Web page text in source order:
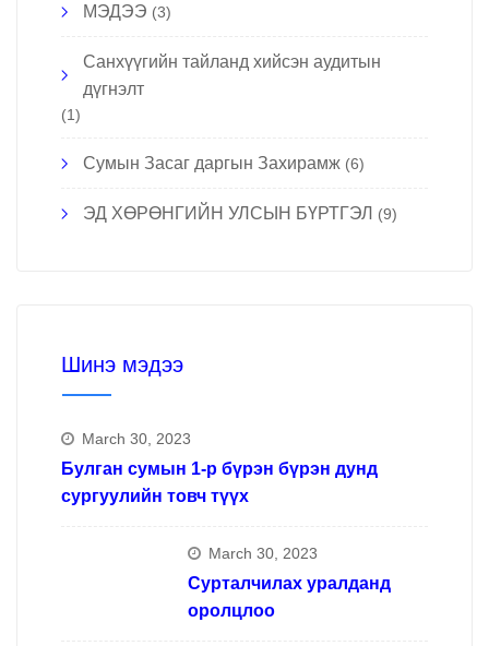
МЭДЭЭ (3)
Санхүүгийн тайланд хийсэн аудитын
дүгнэлт
(1)
Сумын Засаг даргын Захирамж (6)
ЭД ХӨРӨНГИЙН УЛСЫН БҮРТГЭЛ (9)
Шинэ мэдээ
March 30, 2023
Булган сумын 1-р бүрэн бүрэн дунд
сургуулийн товч түүх
March 30, 2023
Сурталчилах уралданд
оролцлоо